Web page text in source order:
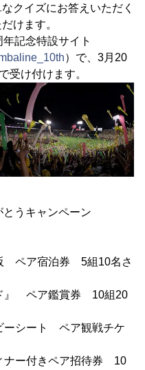
クイズにお答えいただく
けます。
記念特設サイト
）で、3月20
受け付けます。
うキャンペーン
ペア宿泊券 5組10名さ
』 ペア鑑賞券 10組20
ーシート ペア観戦チケ
ナー付きペア招待券 10